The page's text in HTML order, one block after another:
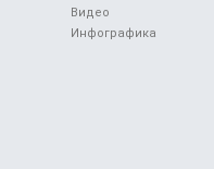
Видео
Инфографика